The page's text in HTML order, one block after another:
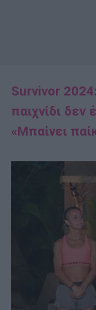
Survivor
παιχνίδι δεν
«Μπαίνει